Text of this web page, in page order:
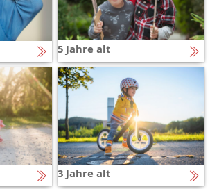
5 Jahre alt
3 Jahre alt